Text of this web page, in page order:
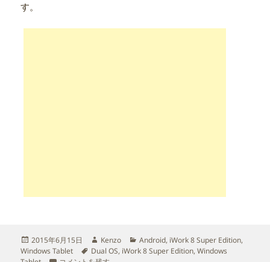
す。
投
稿
2015年6月15日
作
成
Kenzo
カ
テ
Android, iWork 8 Super Edition,
Windows Tablet
タ
Dual OS, iWork 8 Super Edition,Windows